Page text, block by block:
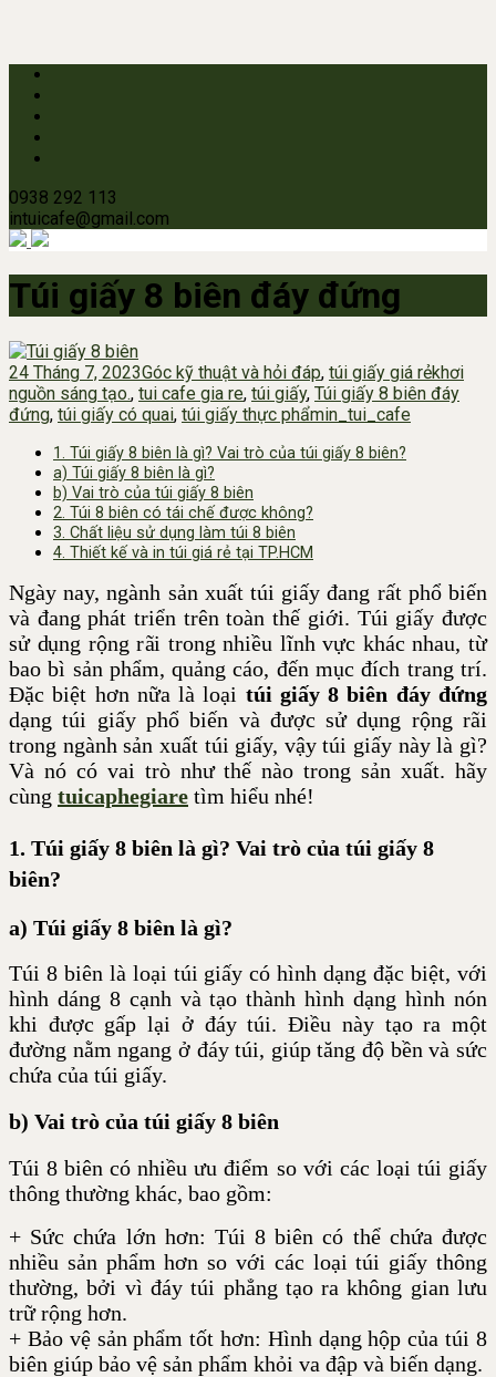
0938 292 113
intuicafe@gmail.com
Túi giấy 8 biên đáy đứng
24 Tháng 7, 2023Góc kỹ thuật và hỏi đáp, túi giấy giá rẻkhơi
nguồn sáng tạo., tui cafe gia re, túi giấy, Túi giấy 8 biên đáy
đứng, túi giấy có quai, túi giấy thực phẩmin_tui_cafe
1. Túi giấy 8 biên là gì? Vai trò của túi giấy 8 biên?
a) Túi giấy 8 biên là gì?
b) Vai trò của túi giấy 8 biên
2. Túi 8 biên có tái chế được không?
3. Chất liệu sử dụng làm túi 8 biên
4. Thiết kế và in túi giá rẻ tại TP.HCM
Ngày nay, ngành sản xuất túi giấy đang rất phổ biến
và đang phát triển trên toàn thế giới. Túi giấy được
sử dụng rộng rãi trong nhiều lĩnh vực khác nhau, từ
bao bì sản phẩm, quảng cáo, đến mục đích trang trí.
Đặc biệt hơn nữa là loại túi giấy 8 biên đáy đứng
dạng túi giấy phổ biến và được sử dụng rộng rãi
trong ngành sản xuất túi giấy, vậy túi giấy này là gì?
Và nó có vai trò như thế nào trong sản xuất. hãy
cùng tuicaphegiare tìm hiểu nhé!
1. Túi giấy 8 biên là gì? Vai trò của túi giấy 8
biên?
a) Túi giấy 8 biên là gì?
Túi 8 biên là loại túi giấy có hình dạng đặc biệt, với
hình dáng 8 cạnh và tạo thành hình dạng hình nón
khi được gấp lại ở đáy túi. Điều này tạo ra một
đường nằm ngang ở đáy túi, giúp tăng độ bền và sức
chứa của túi giấy.
b) Vai trò của túi giấy 8 biên
Túi 8 biên có nhiều ưu điểm so với các loại túi giấy
thông thường khác, bao gồm:
+ Sức chứa lớn hơn: Túi 8 biên có thể chứa được
nhiều sản phẩm hơn so với các loại túi giấy thông
thường, bởi vì đáy túi phẳng tạo ra không gian lưu
trữ rộng hơn.
+ Bảo vệ sản phẩm tốt hơn: Hình dạng hộp của túi 8
biên giúp bảo vệ sản phẩm khỏi va đập và biến dạng.